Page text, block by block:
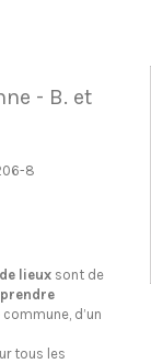
- B. et
8
lieux sont de
commune, d’un
tous les